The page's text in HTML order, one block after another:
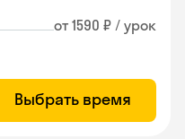
от 1590 ₽ / урок
Выбрать время